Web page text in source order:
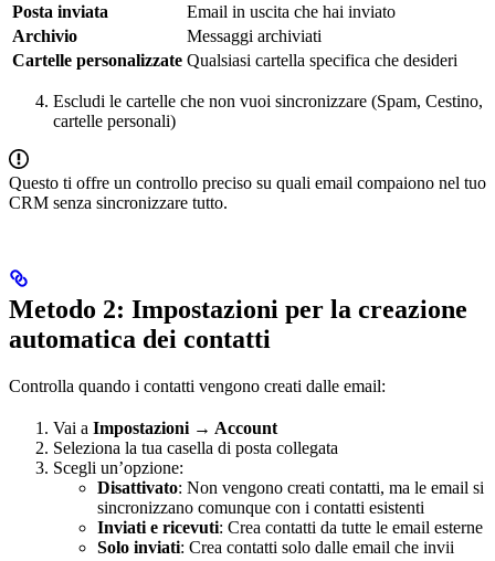
Posta inviata
Email in uscita che hai inviato
Archivio
Messaggi archiviati
Cartelle personalizzate Qualsiasi cartella specifica che desideri
Escludi le cartelle che non vuoi sincronizzare (Spam, Cestino,
cartelle personali)
Questo ti offre un controllo preciso su quali email compaiono nel tuo
CRM senza sincronizzare tutto.
Metodo 2: Impostazioni per la creazione
automatica dei contatti
Controlla quando i contatti vengono creati dalle email:
Vai a Impostazioni → Account
Seleziona la tua casella di posta collegata
Scegli un’opzione:
Disattivato: Non vengono creati contatti, ma le email si
sincronizzano comunque con i contatti esistenti
Inviati e ricevuti: Crea contatti da tutte le email esterne
Solo inviati: Crea contatti solo dalle email che invii